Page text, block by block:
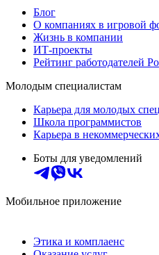
Блог
О компаниях в игровой
Жизнь в компании
ИТ-проекты
Рейтинг работодателей
Молодым специалистам
Карьера для молодых
Школа программистов
Карьера в
Боты для уведомлений
Мобильное приложение
Этика и комплаенс